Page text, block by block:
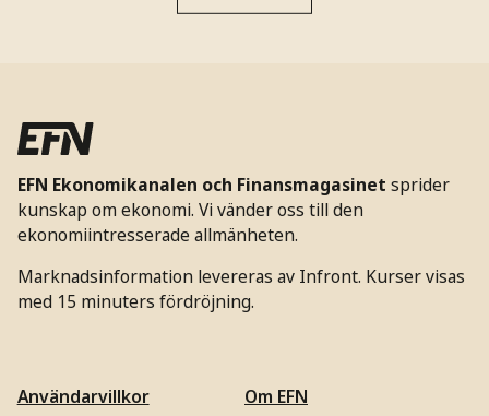
EFN Ekonomikanalen och Finansmagasinet sprider
kunskap om ekonomi. Vi vänder oss till den
ekonomiintresserade allmänheten.
Marknadsinformation levereras av Infront. Kurser visas
med 15 minuters fördröjning.
Användarvillkor
Om EFN